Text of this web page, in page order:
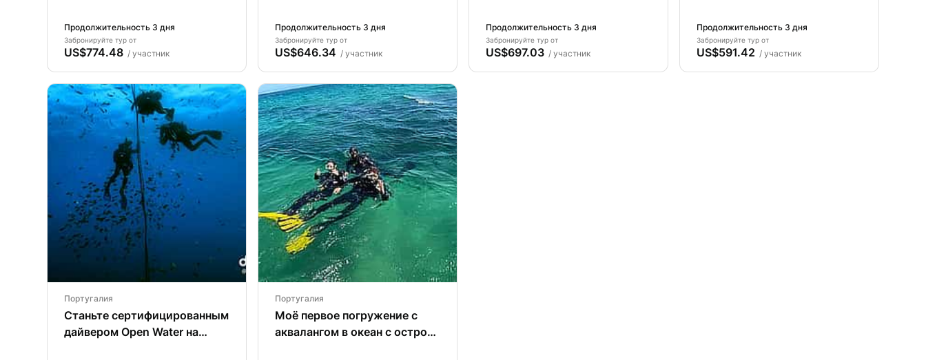
приключение начинается
здесь!
Продолжительность 3 дня
Забронируйте тур от
US$774.48 / участник
приключение начинается
здесь!
Продолжительность 3 дня
Забронируйте тур от
US$646.34 / участник
подводное приключение
начинается здесь!
Продолжительность 3 дня
Забронируйте тур от
US$697.03 / участник
приключение начинается
здесь!
Продолжительность 3 дня
Забронируйте тур от
US$591.42 / участник
Португалия
Станьте сертифицированным
дайвером Open Water на
Португалия
Моё первое погружение с
аквалангом в океан с острова